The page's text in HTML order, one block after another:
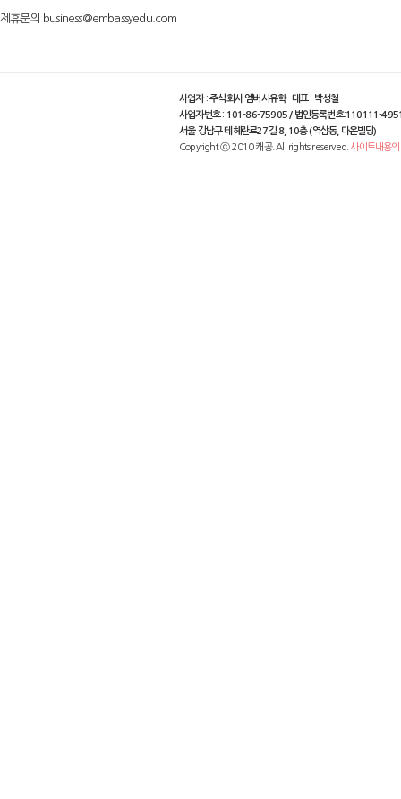
제휴문의 business@embassyedu.com
사업자 : 주식회사 엠버시유학 대표 : 박성철
사업자번호 : 101-86-75905 / 법인등록번호:110111-
서울 강남구 테헤란로27길 8, 10층 (역삼동, 다온빌딩)
Copyright ⓒ 2010 캐공. All rights reserved.사이트내용